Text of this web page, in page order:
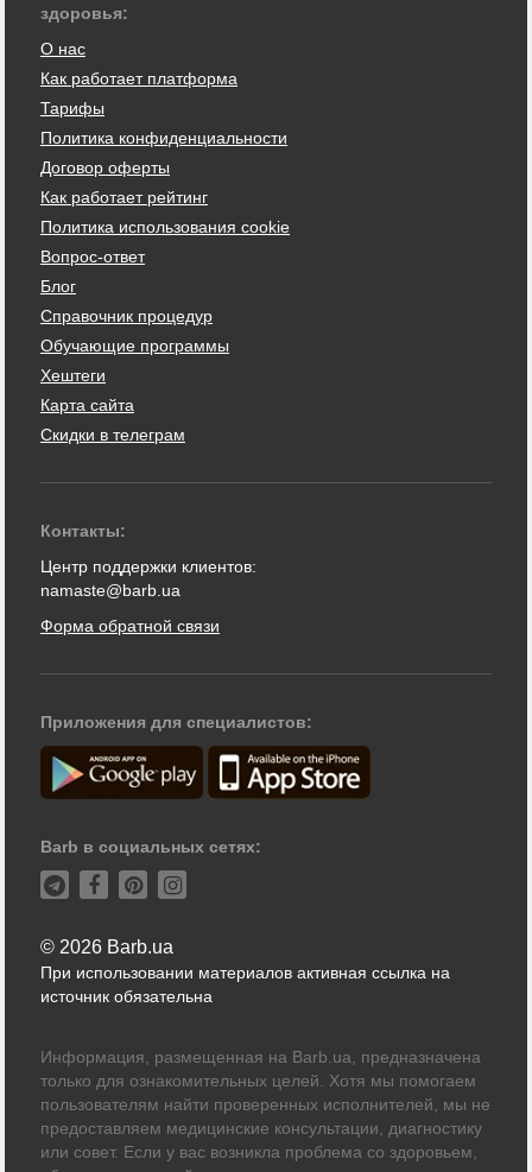
здоровья:
О нас
Как работает платформа
Тарифы
Политика конфиденциальности
Договор оферты
Как работает рейтинг
Политика использования cookie
Вопрос-ответ
Блог
Справочник процедур
Обучающие программы
Хештеги
Карта сайта
Скидки в телеграм
Контакты:
Центр поддержки клиентов:
namaste@barb.ua
Форма обратной связи
Приложения для специалистов:
Barb в социальных сетях:
© 2026 Barb.ua
При использовании материалов активная ссылка на
источник обязательна
Информация, размещенная на Barb.ua, предназначена
только для ознакомительных целей. Хотя мы помогаем
пользователям найти проверенных исполнителей, мы не
предоставляем медицинские консультации, диагностику
или совет. Если у вас возникла проблема со здоровьем,